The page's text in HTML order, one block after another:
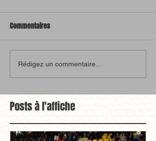
Commentaires
Rédigez un commentaire...
Posts à l'affiche